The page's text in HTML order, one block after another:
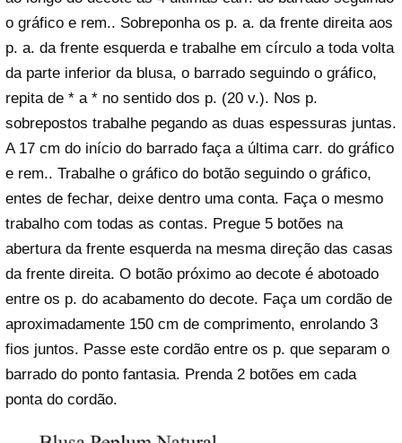
o gráfico e rem.. Sobreponha os p. a. da frente direita aos
p. a. da frente esquerda e trabalhe em círculo a toda volta
da parte inferior da blusa, o barrado seguindo o gráfico,
repita de * a * no sentido dos p. (20 v.). Nos p.
sobrepostos trabalhe pegando as duas espessuras juntas.
A 17 cm do início do barrado faça a última carr. do gráfico
e rem.. Trabalhe o gráfico do botão seguindo o gráfico,
entes de fechar, deixe dentro uma conta. Faça o mesmo
trabalho com todas as contas. Pregue 5 botões na
abertura da frente esquerda na mesma direção das casas
da frente direita. O botão próximo ao decote é abotoado
entre os p. do acabamento do decote. Faça um cordão de
aproximadamente 150 cm de comprimento, enrolando 3
fios juntos. Passe este cordão entre os p. que separam o
barrado do ponto fantasia. Prenda 2 botões em cada
ponta do cordão.